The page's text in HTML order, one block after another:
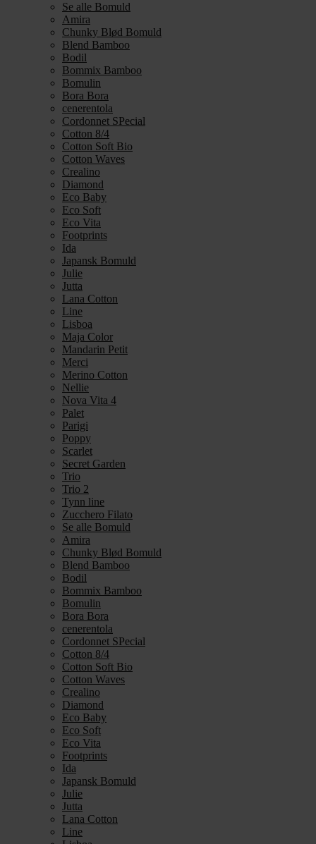
Se alle Bomuld
Amira
Chunky Blød Bomuld
Blend Bamboo
Bodil
Bommix Bamboo
Bomulin
Bora Bora
cenerentola
Cordonnet SPecial
Cotton 8/4
Cotton Soft Bio
Cotton Waves
Crealino
Diamond
Eco Baby
Eco Soft
Eco Vita
Footprints
Ida
Japansk Bomuld
Julie
Jutta
Lana Cotton
Line
Lisboa
Maja Color
Mandarin Petit
Merci
Merino Cotton
Nellie
Nova Vita 4
Palet
Parigi
Poppy
Scarlet
Secret Garden
Trio
Trio 2
Tynn line
Zucchero Filato
Se alle Bomuld
Amira
Chunky Blød Bomuld
Blend Bamboo
Bodil
Bommix Bamboo
Bomulin
Bora Bora
cenerentola
Cordonnet SPecial
Cotton 8/4
Cotton Soft Bio
Cotton Waves
Crealino
Diamond
Eco Baby
Eco Soft
Eco Vita
Footprints
Ida
Japansk Bomuld
Julie
Jutta
Lana Cotton
Line